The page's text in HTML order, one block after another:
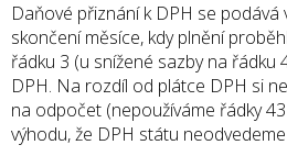
Daňové přiznání k DPH se podává
skončení měsíce, kdy plnění
řádku 3 (u snížené sazby na řádku
DPH. Na rozdíl od plátce DPH si
na odpočet (nepoužíváme řádky
výhodu, že DPH státu